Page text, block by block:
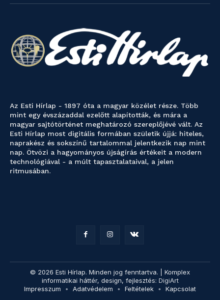
Az Esti Hírlap - 1897 óta a magyar közélet része. Több
mint egy évszázaddal ezelőtt alapították, és mára a
magyar sajtótörténet meghatározó szereplőjévé vált. Az
Esti Hírlap most digitális formában születik újjá: hiteles,
naprakész és sokszínű tartalommal jelentkezik nap mint
nap. Ötvözi a hagyományos újságírás értékeit a modern
technológiával - a múlt tapasztalataival, a jelen
ritmusában.
© 2026 Esti Hírlap. Minden jog fenntartva. | Komplex
informatikai háttér, design, fejlesztés: DigiArt
Impresszum
Adatvédelem Feltételek Kapcsolat